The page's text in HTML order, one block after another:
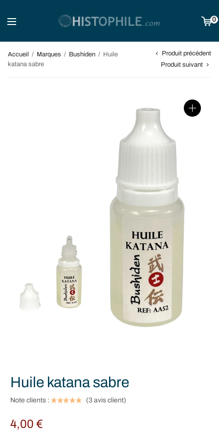
0
Accueil / Marques / Bushiden / Huile
katana sabre
Produit précédent
Produit suivant
Huile katana sabre
Note clients : (3avis client)
4,00€